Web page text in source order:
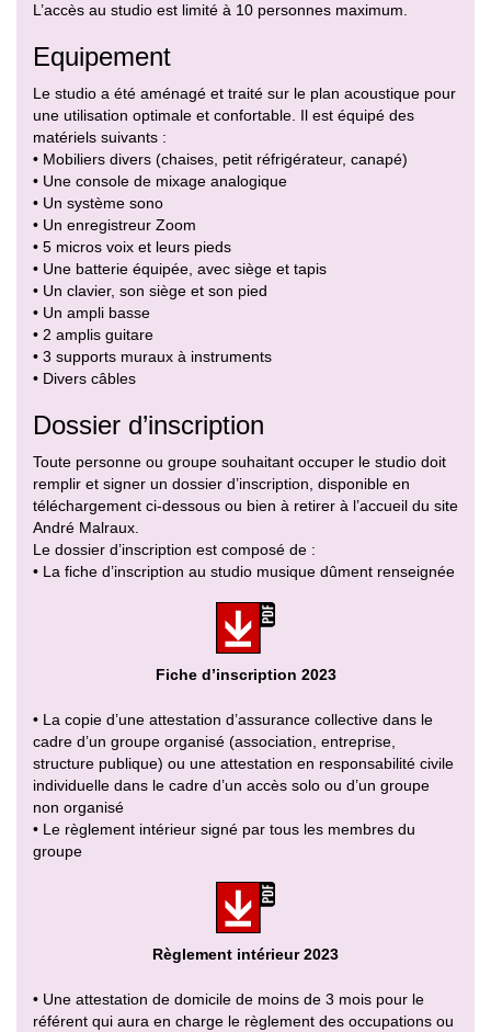
L’accès au studio est limité à 10 personnes maximum.
Equipement
Le studio a été aménagé et traité sur le plan acoustique pour
une utilisation optimale et confortable. Il est équipé des
matériels suivants :
• Mobiliers divers (chaises, petit réfrigérateur, canapé)
• Une console de mixage analogique
• Un système sono
• Un enregistreur Zoom
• 5 micros voix et leurs pieds
• Une batterie équipée, avec siège et tapis
• Un clavier, son siège et son pied
• Un ampli basse
• 2 amplis guitare
• 3 supports muraux à instruments
• Divers câbles
Dossier d’inscription
Toute personne ou groupe souhaitant occuper le studio doit
remplir et signer un dossier d’inscription, disponible en
téléchargement ci-dessous ou bien à retirer à l’accueil du site
André Malraux.
Le dossier d’inscription est composé de :
• La fiche d’inscription au studio musique dûment renseignée
Fiche d’inscription 2023
• La copie d’une attestation d’assurance collective dans le
cadre d’un groupe organisé (association, entreprise,
structure publique) ou une attestation en responsabilité civile
individuelle dans le cadre d’un accès solo ou d’un groupe
non organisé
• Le règlement intérieur signé par tous les membres du
groupe
Règlement intérieur 2023
• Une attestation de domicile de moins de 3 mois pour le
référent qui aura en charge le règlement des occupations ou